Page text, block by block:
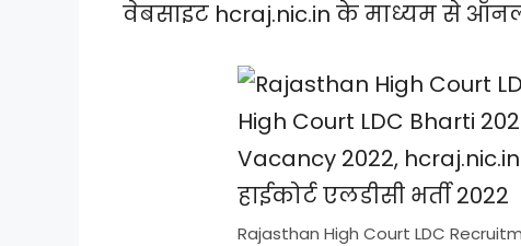
वेबसाइट hcraj.nic.in के माध्यम से
Rajasthan High Court LDC